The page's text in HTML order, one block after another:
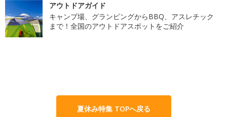
アウトドアガイド
キャンプ場、グランピングからBBQ、アスレチック
まで！全国のアウトドアスポットをご紹介
夏休み特集 TOPへ戻る